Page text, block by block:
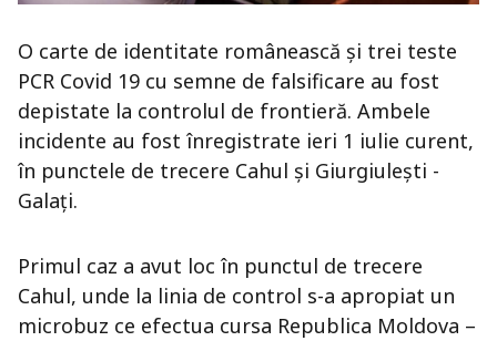
O carte de identitate românească și trei teste
PCR Covid 19 cu semne de falsificare au fost
depistate la controlul de frontieră. Ambele
incidente au fost înregistrate ieri 1 iulie curent,
în punctele de trecere Cahul și Giurgiulești -
Galați.
Primul caz a avut loc în punctul de trecere
Cahul, unde la linia de control s-a apropiat un
microbuz ce efectua cursa Republica Moldova –